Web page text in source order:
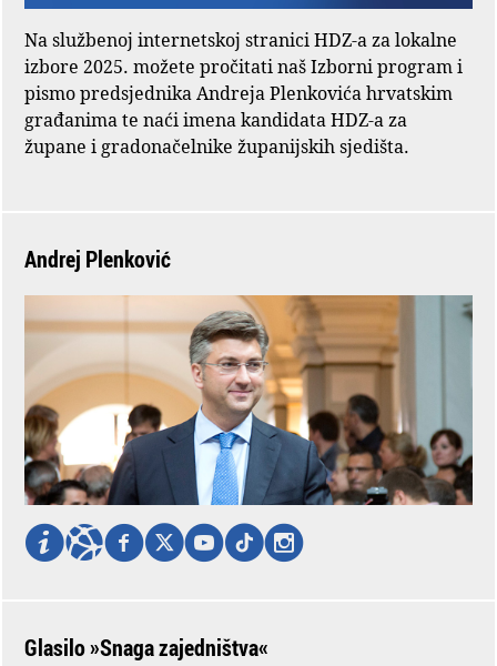
Na službenoj internetskoj stranici HDZ-a za lokalne
izbore 2025. možete pročitati naš Izborni program i
pismo predsjednika Andreja Plenkovića hrvatskim
građanima te naći imena kandidata HDZ-a za
župane i gradonačelnike županijskih sjedišta.
Andrej Plenković
Glasilo »Snaga zajedništva«